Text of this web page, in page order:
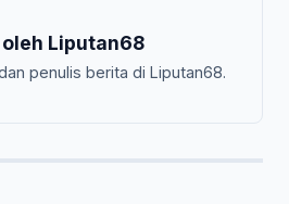
Liputan68
penulis berita di Liputan68.